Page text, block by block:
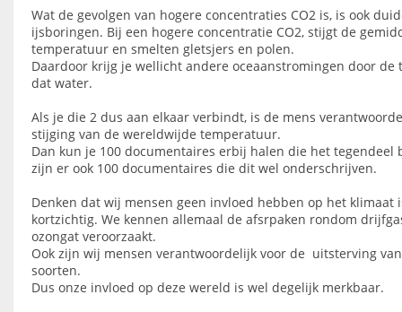
Wat de gevolgen van hogere concentraties CO2 is, is ook
ijsboringen. Bij een hogere concentratie CO2, stijgt de
temperatuur en smelten gletsjers en polen.
Daardoor krijg je wellicht andere oceaanstromingen door de
dat water.
Als je die 2 dus aan elkaar verbindt, is de mens
stijging van de wereldwijde temperatuur.
Dan kun je 100 documentaires erbij halen die het tegendeel
zijn er ook 100 documentaires die dit wel onderschrijven.
Denken dat wij mensen geen invloed hebben op het klimaat
kortzichtig. We kennen allemaal de afsrpaken rondom
ozongat veroorzaakt.
Ook zijn wij mensen verantwoordelijk voor de uitsterving
soorten.
Dus onze invloed op deze wereld is wel degelijk merkbaar.